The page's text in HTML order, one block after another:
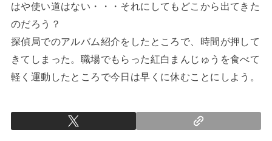
はや使い道はない・・・それにしてもどこから出てきた
のだろう？
探偵局でのアルバム紹介をしたところで、時間が押して
きてしまった。職場でもらった紅白まんじゅうを食べて
軽く運動したところで今日は早くに休むことにしよう。